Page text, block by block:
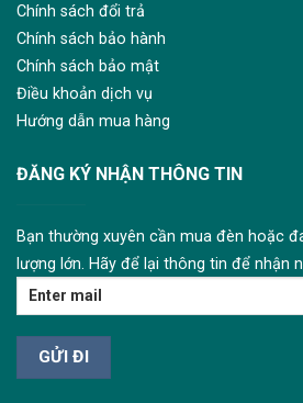
Chính sách đổi trả
Chính sách bảo hành
Chính sách bảo mật
Điều khoản dịch vụ
Hướng dẫn mua hàng
ĐĂNG KÝ NHẬN THÔNG TIN
Bạn thường xuyên cần mua đèn hoặc
lượng lớn. Hãy để lại thông tin để nhận